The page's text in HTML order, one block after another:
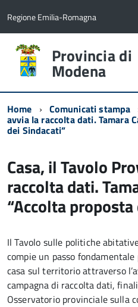
Regione Emilia-Romagna
Provincia di
Modena
Home Comunicati stampa
avvia la raccolta dati. Tamara
dei Sindacati”
Casa, il Tavolo
raccolta dati.
“Accolta
Il Tavolo sulle politiche
compie un passo
casa sul territorio attraverso
campagna di raccolta dati,
Osservatorio provinciale sulla